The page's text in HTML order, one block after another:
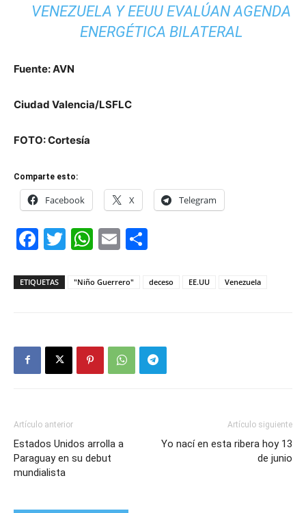
VENEZUELA Y EEUU EVALÚAN AGENDA
ENERGÉTICA BILATERAL
Fuente: AVN
Ciudad Valencia/LSFLC
FOTO: Cortesía
Comparte esto:
Facebook X Telegram
Facebook
Twitter
WhatsApp
Email
ETIQUETAS "Niño Guerrero" deceso EE.UU Venezuela
Artículo anterior
Estados Unidos arrolla a
Paraguay en su debut
mundialista
Artículo siguiente
Yo nací en esta ribera hoy 13
de junio